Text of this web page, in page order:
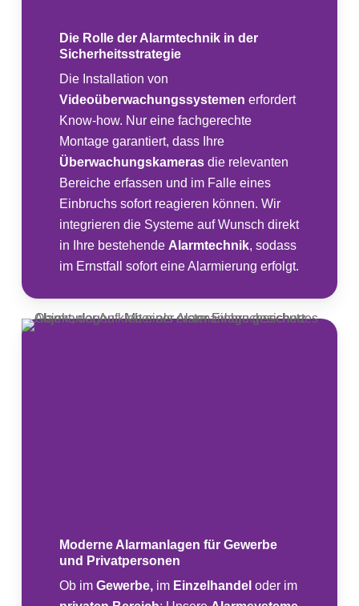
Die Rolle der Alarmtechnik in der
Sicherheitsstrategie
Die Installation von
Videoüberwachungssystemen erfordert
Know-how. Nur eine fachgerechte
Montage garantiert, dass Ihre
Überwachungskamerasdie relevanten
Bereiche erfassen und im Falle eines
Einbruchs sofort reagieren können. Wir
integrieren die Systeme auf Wunsch direkt
in Ihre bestehende Alarmtechnik, sodass
im Ernstfall sofort eine Alarmierung erfolgt.
Moderne Alarmanlagen für Gewerbe
und Privatpersonen
Ob im Gewerbe,im Einzelhandel oder im